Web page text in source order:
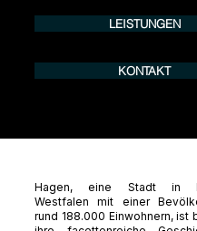
LEISTUNGEN
KONTAKT
Hagen, eine Stadt in
Westfalen mit einer
rund 188.000 Einwohnern, ist